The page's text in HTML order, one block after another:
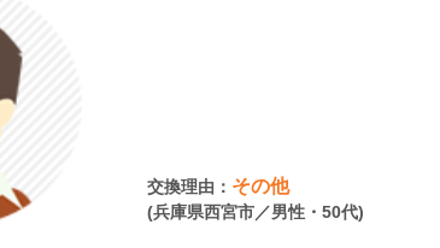
交換理由： その他
(兵庫県西宮市／男性・50代)